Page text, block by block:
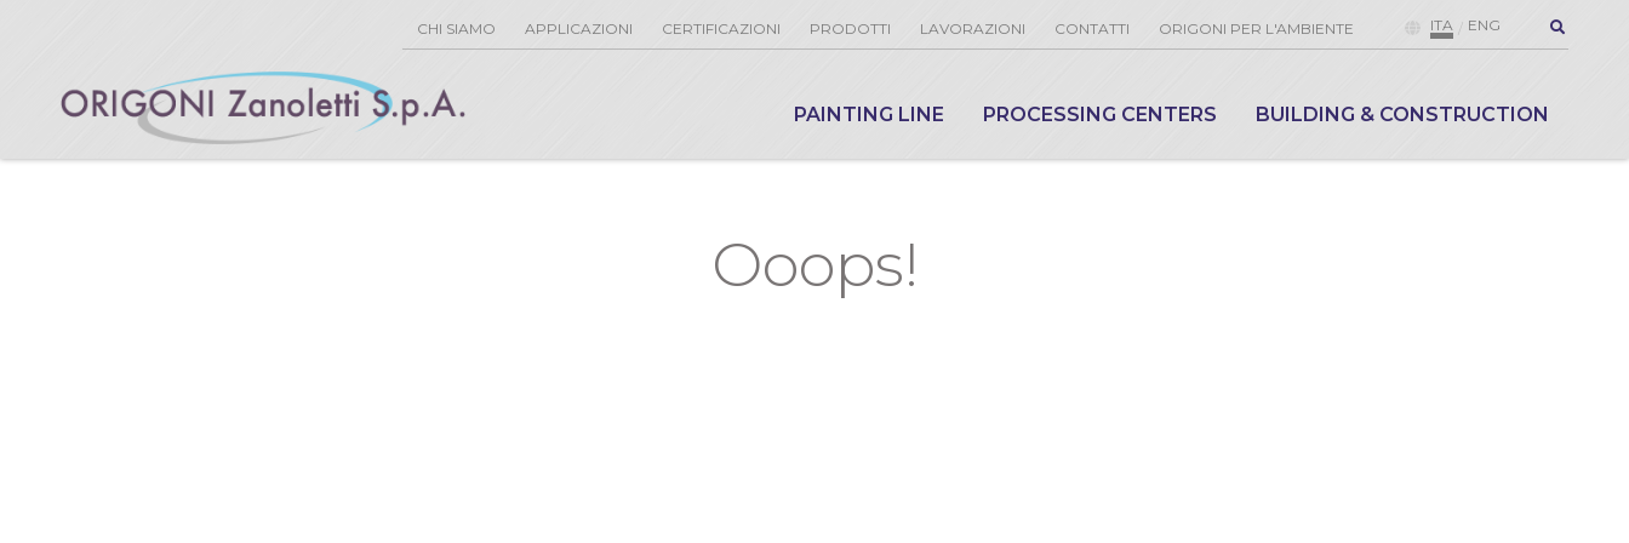
PAINTING LINE PROCESSING CENTERS BUILDING & CONSTRUCTION
CHI SIAMO APPLICAZIONI CERTIFICAZIONI PRODOTTI LAVORAZIONI CONTATTI ORIGONI PER L'AMBIENTE ITA ENG
Ooops!